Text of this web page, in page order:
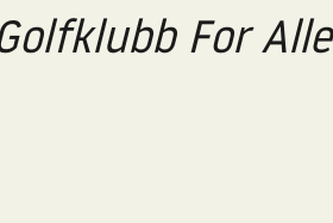
For Alle